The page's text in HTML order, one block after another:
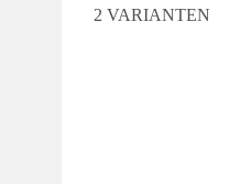
2 VARIANTEN